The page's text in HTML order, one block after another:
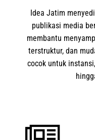
Idea Jatim
publikasi media
membantu
terstruktur, dan
cocok untuk